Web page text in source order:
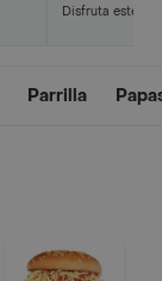
Disfruta este
Parrilla